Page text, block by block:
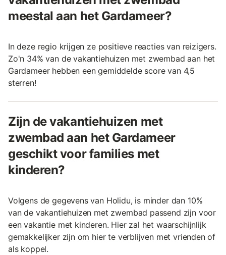
meestal aan het Gardameer?
In deze regio krijgen ze positieve reacties van reizigers.
Zo'n 34% van de vakantiehuizen met zwembad aan het
Gardameer hebben een gemiddelde score van 4,5
sterren!
Zijn de vakantiehuizen met
zwembad aan het Gardameer
geschikt voor families met
kinderen?
Volgens de gegevens van Holidu, is minder dan 10%
van de vakantiehuizen met zwembad passend zijn voor
een vakantie met kinderen. Hier zal het waarschijnlijk
gemakkelijker zijn om hier te verblijven met vrienden of
als koppel.